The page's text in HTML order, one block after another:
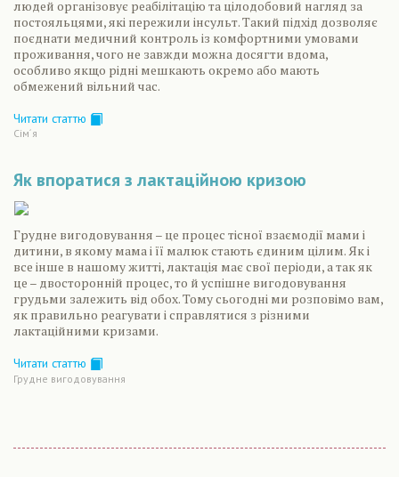
людей організовує реабілітацію та цілодобовий нагляд за
постояльцями, які пережили інсульт. Такий підхід дозволяє
поєднати медичний контроль із комфортними умовами
проживання, чого не завжди можна досягти вдома,
особливо якщо рідні мешкають окремо або мають
обмежений вільний час.
Читати статтю
Сiм´я
Як впоратися з лактаційною кризою
Грудне вигодовування – це процес тісної взаємодії мами і
дитини, в якому мама і її малюк стають єдиним цілим. Як і
все інше в нашому житті, лактація має свої періоди, а так як
це – двосторонній процес, то й успішне вигодовування
грудьми залежить від обох. Тому сьогодні ми розповімо вам,
як правильно реагувати і справлятися з різними
лактаційними кризами.
Читати статтю
Грудне вигодовування